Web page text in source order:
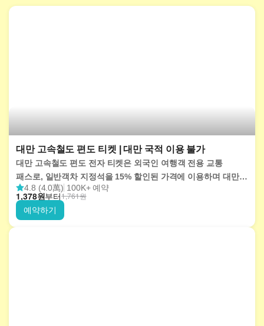
대만 고속철도 편도 티켓 | 대만 국적 이용 불가
대만 고속철도 편도 전자 티켓은 외국인 여행객 전용 교통
패스로, 일반객차 지정석을 15% 할인된 가격에 이용하며 대만
서부의 12개 역을 편리하게 여행할 수 있습니다. 온라인으로
예약 시 모바일 바우처가 발송되며, 결제일 다음 날부터 89일
이내에 언제든지 실물 티켓으로 교환하여 사용하실 수 있습니다.
4.8 (4.0萬) 100K+ 예약
원
1,378 부터 원
1,761
예약하기